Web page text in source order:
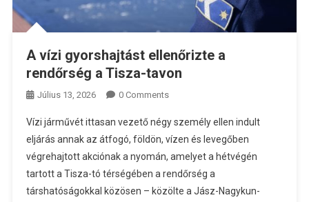
A vízi gyorshajtást ellenőrizte a
rendőrség a Tisza-tavon
Július 13, 2026 0 Comments
Vízi járművét ittasan vezető négy személy ellen indult
eljárás annak az átfogó, földön, vízen és levegőben
végrehajtott akciónak a nyomán, amelyet a hétvégén
tartott a Tisza-tó térségében a rendőrség a
társhatóságokkal közösen – közölte a Jász-Nagykun-